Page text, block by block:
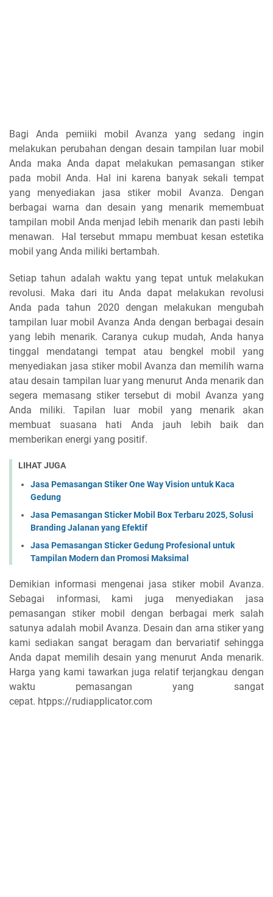
Bagi Anda pemiiki mobil Avanza yang sedang ingin
melakukan perubahan dengan desain tampilan luar mobil
Anda maka Anda dapat melakukan pemasangan stiker
pada mobil Anda. Hal ini karena banyak sekali tempat
yang menyediakan jasa stiker mobil Avanza. Dengan
berbagai warna dan desain yang menarik memembuat
tampilan mobil Anda menjad lebih menarik dan pasti lebih
menawan. Hal tersebut mmapu membuat kesan estetika
mobil yang Anda miliki bertambah.
Setiap tahun adalah waktu yang tepat untuk melakukan
revolusi. Maka dari itu Anda dapat melakukan revolusi
Anda pada tahun 2020 dengan melakukan mengubah
tampilan luar mobil Avanza Anda dengan berbagai desain
yang lebih menarik. Caranya cukup mudah, Anda hanya
tinggal mendatangi tempat atau bengkel mobil yang
menyediakan jasa stiker mobil Avanza dan memilih warna
atau desain tampilan luar yang menurut Anda menarik dan
segera memasang stiker tersebut di mobil Avanza yang
Anda miliki. Tapilan luar mobil yang menarik akan
membuat suasana hati Anda jauh lebih baik dan
memberikan energi yang positif.
LIHAT JUGA
Jasa Pemasangan Stiker One Way Vision untuk Kaca
Gedung
Jasa Pemasangan Sticker Mobil Box Terbaru 2025, Solusi
Branding Jalanan yang Efektif
Jasa Pemasangan Sticker Gedung Profesional untuk
Tampilan Modern dan Promosi Maksimal
Demikian informasi mengenai jasa stiker mobil Avanza.
Sebagai informasi, kami juga menyediakan jasa
pemasangan stiker mobil dengan berbagai merk salah
satunya adalah mobil Avanza. Desain dan arna stiker yang
kami sediakan sangat beragam dan bervariatif sehingga
Anda dapat memilih desain yang menurut Anda menarik.
Harga yang kami tawarkan juga relatif terjangkau dengan
waktu pemasangan yang sangat
cepat. htpps://rudiapplicator.com